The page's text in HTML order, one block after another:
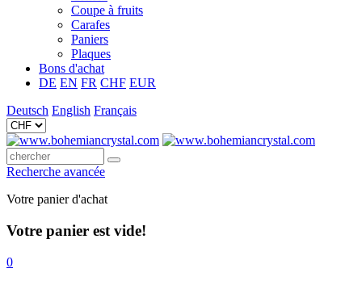
Coupe à fruits
Carafes
Paniers
Plaques
Bons d'achat
DE EN FR CHF EUR
Deutsch English Français
Recherche avancée
Votre panier d'achat
Votre panier est vide!
0